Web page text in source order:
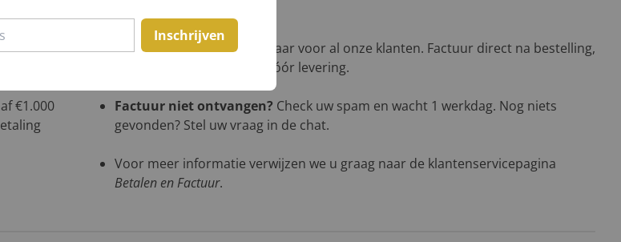
€1.000
Vooruitbetalen?Beschikbaar voor al onze klanten. Factuur direct na bestelling,
betaling uiterlijk 2 weken vóór levering.
Factuur niet ontvangen? Check uw spam en wacht 1 werkdag. Nog niets
gevonden? Stel uw vraag in de chat.
Voor meer informatie verwijzen we u graag naar de klantenservicepagina
Betalen en Factuur.
Inschrijven